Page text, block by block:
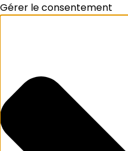
Gérer le consentement